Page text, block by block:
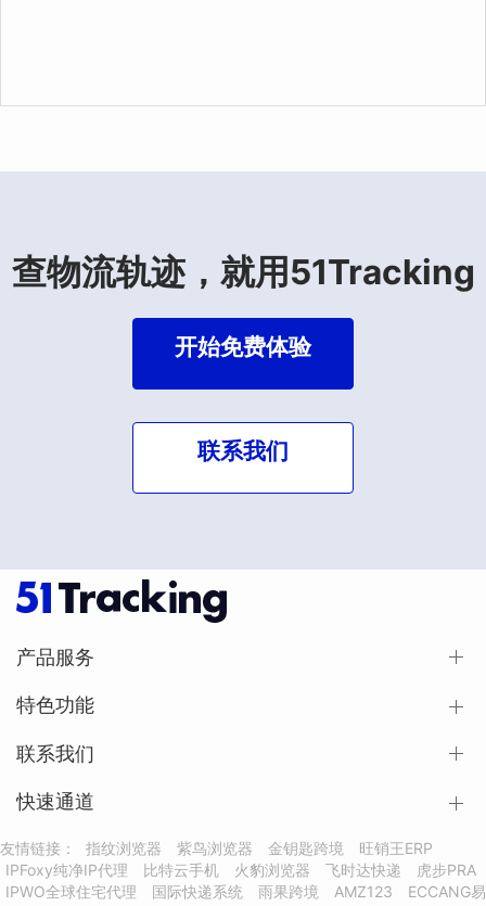
查物流轨迹，就用51Tracking
开始免费体验
联系我们
产品服务
特色功能
联系我们
快速通道
友情链接： 指纹浏览器 紫鸟浏览器 金钥匙跨境
旺销王ERP
IPFoxy纯净IP代理
比特云手机 火豹浏览器 飞时达快递
虎步PRA
IPWO全球住宅代理
国际快递系统 雨果跨境 AMZ123
ECCANG易